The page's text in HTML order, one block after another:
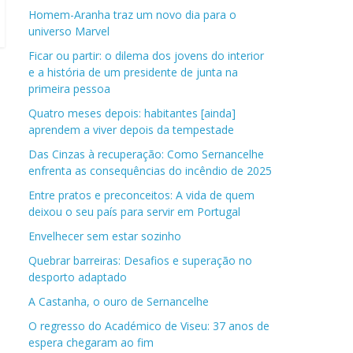
Homem-Aranha traz um novo dia para o
universo Marvel
Ficar ou partir: o dilema dos jovens do interior
e a história de um presidente de junta na
primeira pessoa
Quatro meses depois: habitantes [ainda]
aprendem a viver depois da tempestade
Das Cinzas à recuperação: Como Sernancelhe
enfrenta as consequências do incêndio de 2025
Entre pratos e preconceitos: A vida de quem
deixou o seu país para servir em Portugal
Envelhecer sem estar sozinho
Quebrar barreiras: Desafios e superação no
desporto adaptado
A Castanha, o ouro de Sernancelhe
O regresso do Académico de Viseu: 37 anos de
espera chegaram ao fim